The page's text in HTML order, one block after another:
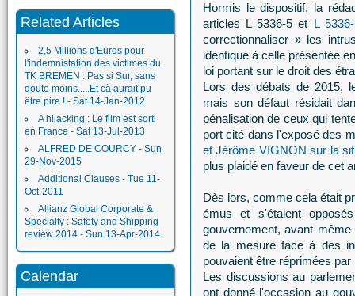
Related Articles
2,5 Millions d'Euros pour
l'indemnistation des victimes du
TK BREMEN : Pas si Sur, sans
doute moins.....Et cà aurait pu
être pire ! - Sat 14-Jan-2012
A hijacking : Le film est sorti
en France - Sat 13-Jul-2013
ALFRED DE COURCY - Sun
29-Nov-2015
Additional Clauses - Tue 11-
Oct-2011
Allianz Global Corporate &
Specialty : Safety and Shipping
review 2014 - Sun 13-Apr-2014
Calendar
Hormis le dispositif, la
articles L 5336-5 et L
correctionnaliser » les
identique à celle présentée
loi portant sur le droit des
Lors des débats de 2015,
mais son défaut résidait
pénalisation de ceux qui
port cité dans l'exposé des
et Jérôme VIGNON sur la
plus plaidé en faveur de cet
Dès lors, comme cela était
émus et s'étaient
gouvernement, avant
de la mesure face à des
pouvaient être réprimées
Les discussions au
ont donné l'occasion au